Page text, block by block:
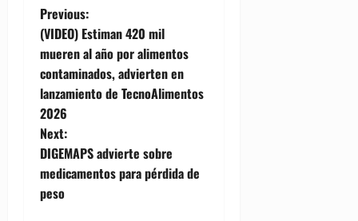
P
o
s
t
n
a
Previous:
(VIDEO) Estiman 420 mil
mueren al año por alimentos
contaminados, advierten en
lanzamiento de TecnoAlimentos
2026
Next:
DIGEMAPS advierte sobre
medicamentos para pérdida de
peso